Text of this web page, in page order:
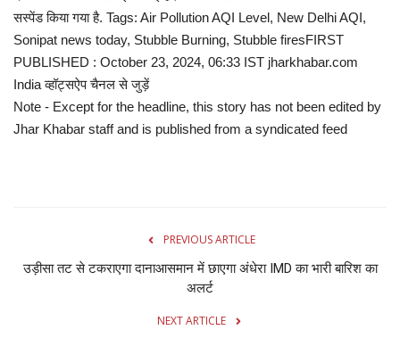
सस्पेंड किया गया है. Tags: Air Pollution AQI Level, New Delhi AQI,
Sonipat news today, Stubble Burning, Stubble firesFIRST
PUBLISHED : October 23, 2024, 06:33 IST jharkhabar.com
India व्हॉट्सऐप चैनल से जुड़ें
Note - Except for the headline, this story has not been edited by
Jhar Khabar staff and is published from a syndicated feed
PREVIOUS ARTICLE
उड़ीसा तट से टकराएगा दानाआसमान में छाएगा अंधेरा IMD का भारी बारिश का
अलर्ट
NEXT ARTICLE